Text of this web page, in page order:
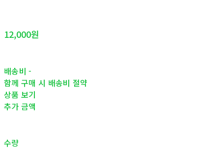
12,000원
배송비-
함께 구매 시 배송비 절약
상품 보기
추가 금액
수량